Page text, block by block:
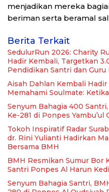
menjadikan mereka
beriman serta beramal
Berita Terkait
SedulurRun 2026: Charity
Hadir Kembali, Targetkan
Pendidikan Santri dan Guru
Aisah Dahlan Kembali Hadir
Memahami Soulmate:
Senyum Bahagia 400
Ke-281 di Ponpes Yambu’ul
Tokoh Inspiratif Radar
dr. Rini Yulianti Hadirkan
Bersama BMH
BMH Resmikan Sumur Bor
Santri Ponpes Al Harun
Senyum Bahagia Santri,